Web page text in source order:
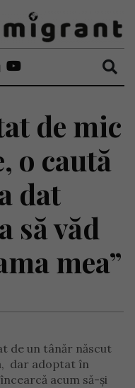
de mic
o caută
dat
să văd
mea”
de un tânăr născut
dar adoptat în
acum să-și